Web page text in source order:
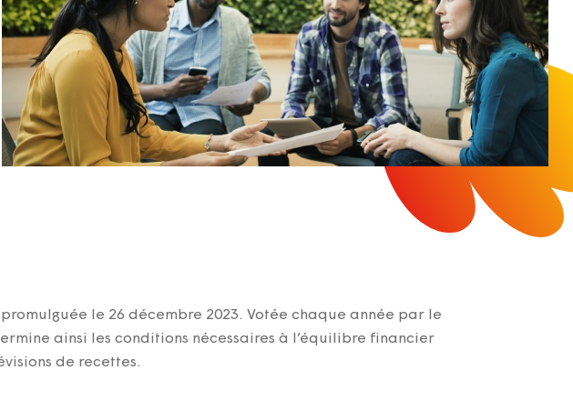
le 26 décembre 2023. Votée chaque année par le
ainsi les conditions nécessaires à l’équilibre financier
de recettes.